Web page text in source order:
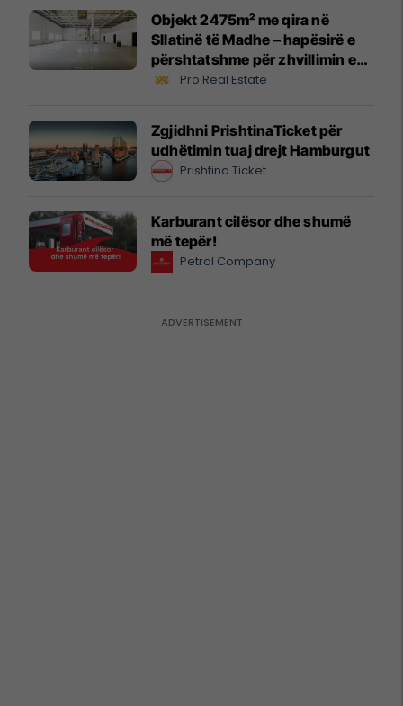
Objekt 2475m² me qira në
Sllatinë të Madhe – hapësirë e
përshtatshme për zhvillimin e
biznesit #16068
Pro Real Estate
Zgjidhni PrishtinaTicket për
udhëtimin tuaj drejt Hamburgut
Prishtina Ticket
Karburant cilësor dhe shumë
më tepër!
Petrol Company